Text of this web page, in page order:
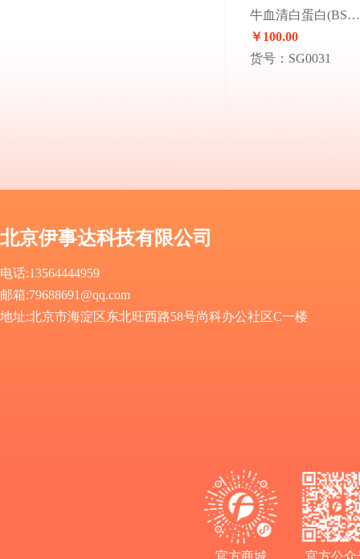
牛血清白蛋白(BSA)标准溶液(5mg/ml)
￥100.00
货号：SG0031
北京伊事达科技有限公司
电话:13564444959
邮箱:79688691@qq.com
地址:北京市海淀区东北旺西路58号尚科办公社区C一楼
官方商城 官方公众